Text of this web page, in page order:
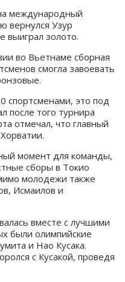
международный
вернулся Узур
выиграл золото.
во Вьетнаме сборная
смогла завоевать
спортсменами, это под
после того турнира
отмечал, что главный
момент для команды,
сборы в Токио
молодежи также
Исмаилов и
вместе с лучшими
были олимпийские
и Нао Кусака.
с Кусакой, проведя